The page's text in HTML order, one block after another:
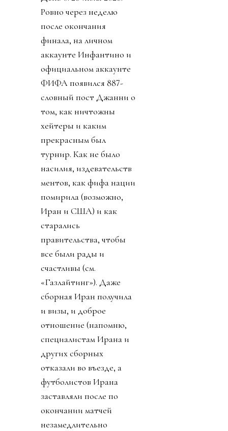
Ровно через неделю
после окончания
финала, на личном
аккаунте Инфантино и
официальном аккаунте
ФИФА появился 887-
словный пост Джанни о
том, как ничтожны
хейтеры и каким
прекрасным был
турнир. Как не было
насилия, издевательств
ментов, как фифа нации
помирила (возможно,
Иран и США) и как
старались
правительства, чтобы
все были рады и
счастливы (см.
«Газлайтинг»). Даже
сборная Иран получила
и визы, и доброе
отношение (напомню,
специалистам Ирана и
других сборных
отказали во въезде, а
футболистов Ирана
заставляли после по
окончании матчей
незамедлительно